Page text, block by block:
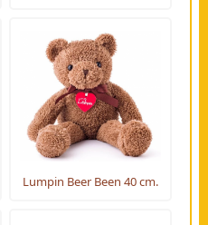
Lumpin Beer Been 40 cm.